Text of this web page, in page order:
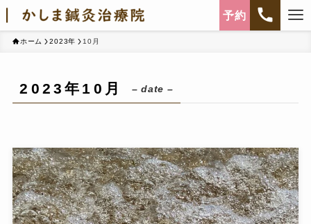
予約
ホーム 2023年 10月
2023年10月 – date –